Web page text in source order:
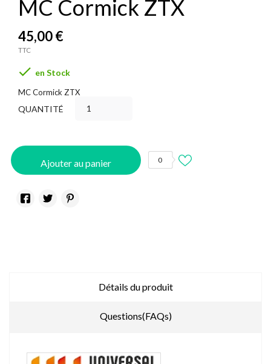
MC Cormick ZTX
45,00 €
TTC
 en Stock
MC Cormick ZTX
QUANTITÉ
Ajouter au panier 0
Détails du produit
Questions(FAQs)